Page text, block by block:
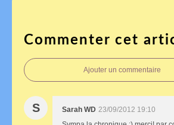
Commenter cet
Ajouter un commentaire
S Sarah WD 23/09/2012 19:10